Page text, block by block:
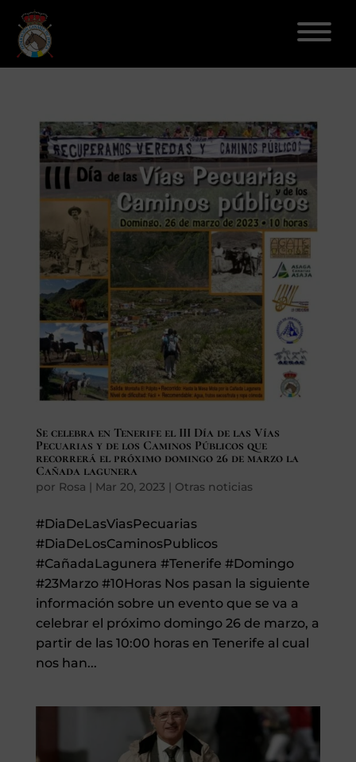
FEDERACIÓN
LICENCIAS
DISCIPLINAS
CLUBES
ENSEÑANZA
SEGUROS
ACTUALIDAD
Gran Canaria
//
mcarmensecretaria@federacioncanariadehipica.com
 620 019 666
Tenerife
Se celebra en Tenerife el III Día de las Vías
Pecuarias y de los Caminos Públicos que
recorrerá el próximo domingo 26 de marzo la
Cañada lagunera
por Rosa | Mar 20, 2023 | Otras noticias
#DiaDeLasViasPecuarias
#DiaDeLosCaminosPublicos
#CañadaLagunera #Tenerife #Domingo
#23Marzo #10Horas Nos pasan la siguiente
información sobre un evento que se va a
celebrar el próximo domingo 26 de marzo, a
partir de las 10:00 horas en Tenerife al cual
nos han...